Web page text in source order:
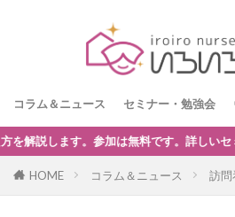
コラム＆ニュース セミナー・勉強会
どうぞ。
HOME コラム＆ニュース 訪問